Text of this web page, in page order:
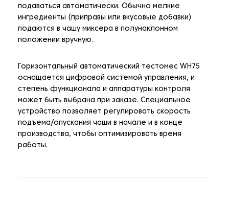
подаваться автоматически. Обычно мелкие
ингредиенты (приправы или вкусовые добавки)
подаются в чашу миксера в полунаклонном
положении вручную.
Горизонтальный автоматический тестомес WH75
оснащается цифровой системой управления, и
степень функционала и аппаратуры контроля
может быть выбрана при заказе. Специальное
устройство позволяет регулировать скорость
подъема/опускания чаши в начале и в конце
производства, чтобы оптимизировать время
работы.